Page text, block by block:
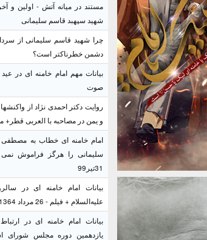
مستند در میانه آتش - اولین و
شهید سپهبد قاسم سلیمانی
چرا شهید قاسم سلیمانی از
دشمن خطرناکتر است؟
بیانات مهم امام خامنه ای در
صوت
روایت دکتر احمدی نژاد از
و یمن در مصاحبه با العربی قطر+
امام خامنه ای خطاب به مصطفی
سلیمانی را هرگز فراموش
31تیر99
بیانات امام خامنه ای در
علیه‌السلام + فیلم - 26 مرداد 1364
بیانات امام خامنه ای در
یازدهمین دوره مجلس شورای